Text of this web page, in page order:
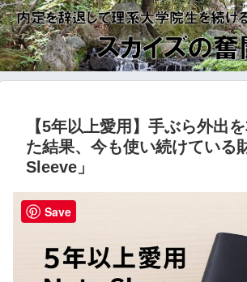
【5年以上愛用】手ぶら外出
た結果、今も使い続けている
Sleeve」
Save